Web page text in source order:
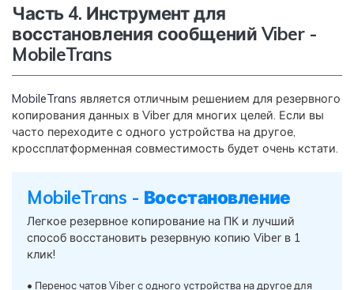
Часть 4. Инструмент для
восстановления сообщений Viber -
MobileTrans
MobileTrans является отличным решением для резервного
копирования данных в Viber для многих целей. Если вы
часто переходите с одного устройства на другое,
кроссплатформенная совместимость будет очень кстати.
MobileTrans - Восстановление
Легкое резервное копирование на ПК и лучший
способ восстановить резервную копию Viber в 1
клик!
• Перенос чатов Viber с одного устройства на другое для